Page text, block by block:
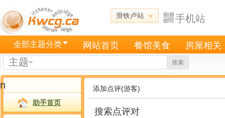
滑铁卢站 手机站
全部主题分类 网站首页 餐馆美食 房屋相关
主题 搜索
n
助手首页
添加点评(游客)
搜索点评对